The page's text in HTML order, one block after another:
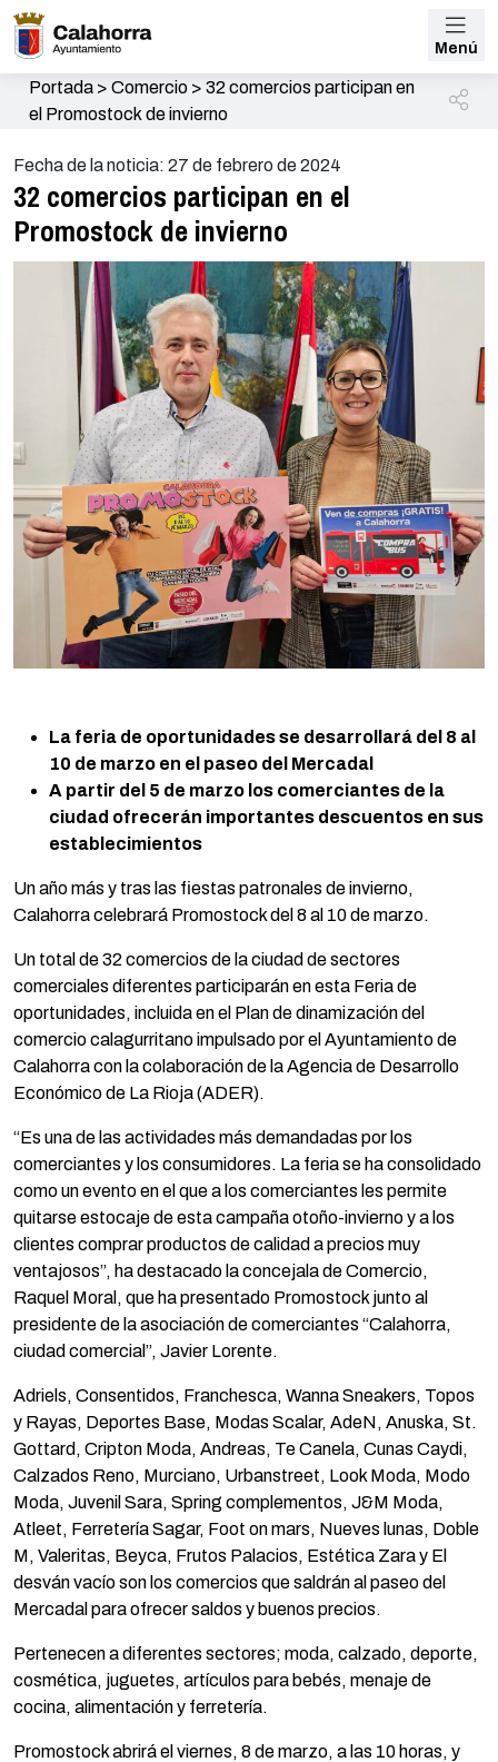
Menú
Portada> Comercio> 32 comercios participan en
el Promostock de invierno
Fecha de la noticia: 27 de febrero de 2024
32 comercios participan en el
Promostock de invierno
La feria de oportunidades se desarrollará del 8 al
10 de marzo en el paseo del Mercadal
A partir del 5 de marzo los comerciantes de la
ciudad ofrecerán importantes descuentos en sus
establecimientos
Un año más y tras las fiestas patronales de invierno,
Calahorra celebrará Promostock del 8 al 10 de marzo.
Un total de 32 comercios de la ciudad de sectores
comerciales diferentes participarán en esta Feria de
oportunidades, incluida en el Plan de dinamización del
comercio calagurritano impulsado por el Ayuntamiento de
Calahorra con la colaboración de la Agencia de Desarrollo
Económico de La Rioja (ADER).
“Es una de las actividades más demandadas por los
comerciantes y los consumidores. La feria se ha consolidado
como un evento en el que a los comerciantes les permite
quitarse estocaje de esta campaña otoño-invierno y a los
clientes comprar productos de calidad a precios muy
ventajosos”, ha destacado la concejala de Comercio,
Raquel Moral, que ha presentado Promostock junto al
presidente de la asociación de comerciantes “Calahorra,
ciudad comercial”, Javier Lorente.
Adriels, Consentidos, Franchesca, Wanna Sneakers, Topos
y Rayas, Deportes Base, Modas Scalar, AdeN, Anuska, St.
Gottard, Cripton Moda, Andreas, Te Canela, Cunas Caydi,
Calzados Reno, Murciano, Urbanstreet, Look Moda, Modo
Moda, Juvenil Sara, Spring complementos, J&M Moda,
Atleet, Ferretería Sagar, Foot on mars, Nueves lunas, Doble
M, Valeritas, Beyca, Frutos Palacios, Estética Zara y El
desván vacío son los comercios que saldrán al paseo del
Mercadal para ofrecer saldos y buenos precios.
Pertenecen a diferentes sectores; moda, calzado, deporte,
cosmética, juguetes, artículos para bebés, menaje de
cocina, alimentación y ferretería.
Promostock abrirá el viernes, 8 de marzo, a las 10 horas, y